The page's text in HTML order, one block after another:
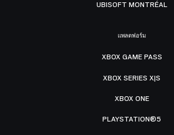
UBISOFT MONTRÉAL
แพลตฟอร์ม
XBOX GAME PASS
XBOX SERIES X|S
XBOX ONE
PLAYSTATION®5